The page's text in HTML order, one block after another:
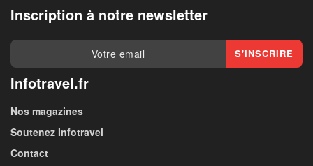
Inscription à notre newsletter
Infotravel.fr
Nos magazines
Soutenez Infotravel
Contact